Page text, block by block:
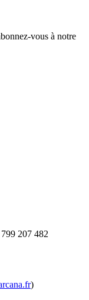
vous à notre
207 482
)